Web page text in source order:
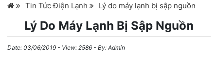
Tin Tức Điện Lạnh Lý do máy lạnh bị sập nguồn
Lý Do Máy Lạnh Bị Sập Nguồn
Date: 03/06/2019 - View: 2586 - By: Admin